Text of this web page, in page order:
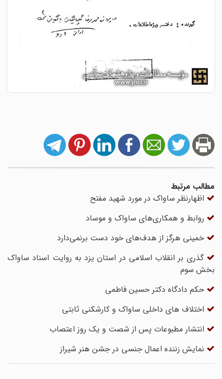
مطالب مرتبط
اظهارنظر ساواک در مورد شهید مفتح
روابط و همکاری‌های ساواک و موساد
خمینی هرگز از هدف‌های خود دست برنمی‌دارد
گذری بر انقلاب اسلامی در استان یزد به روایت اسناد ساواک
بخش سوم
حکم دادگاه دکتر حسین فاطمی
اختلاف های داخلی ساواک و کارشکنی ثابتی
انتشار مطبوعات پس از شصت و یک روز اعتصاب
نمایش زننده اعمال جنسی در جشن هنر شیراز